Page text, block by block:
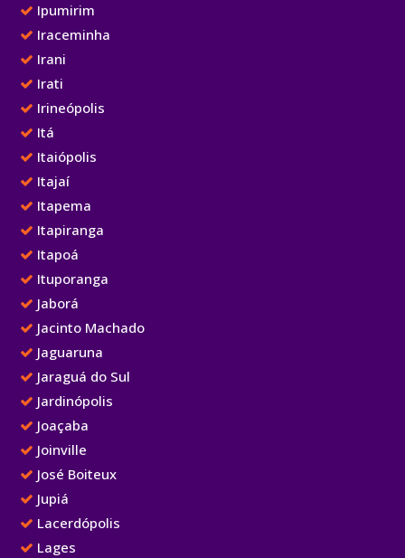
Ipumirim
Iraceminha
Irani
Irati
Irineópolis
Itá
Itaiópolis
Itajaí
Itapema
Itapiranga
Itapoá
Ituporanga
Jaborá
Jacinto Machado
Jaguaruna
Jaraguá do Sul
Jardinópolis
Joaçaba
Joinville
José Boiteux
Jupiá
Lacerdópolis
Lages